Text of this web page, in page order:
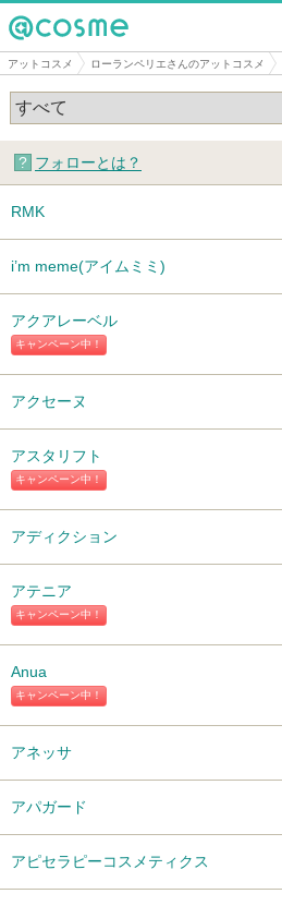
@cosme
アットコスメ ローランペリエさんのアットコスメ
フォローとは？
RMK
i’m meme(アイムミミ)
キャンペーン中！
アクアレーベル
アクセーヌ
キャンペーン中！
アスタリフト
アディクション
キャンペーン中！
アテニア
キャンペーン中！
Anua
アネッサ
アパガード
アピセラピーコスメティクス